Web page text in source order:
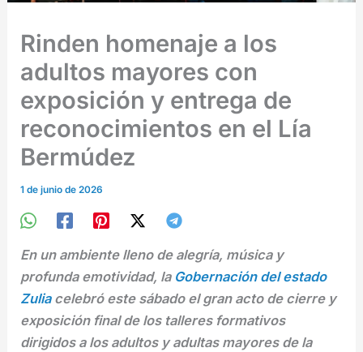
Rinden homenaje a los
adultos mayores con
exposición y entrega de
reconocimientos en el Lía
Bermúdez
1 de junio de 2026
En un ambiente lleno de alegría, música y
profunda emotividad, laGobernación del estado
Zuliacelebró este sábado el gran acto de cierre y
exposición final de los talleres formativos
dirigidos a los adultos y adultas mayores de la